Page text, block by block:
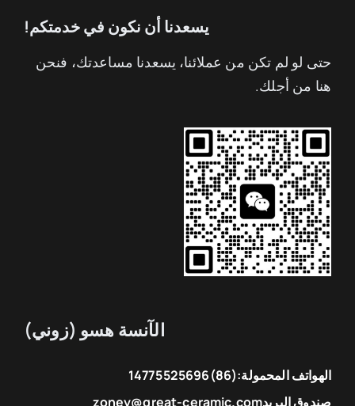
يسعدنا أن نكون في خدمتكم!
حتى لو لم تكن من عملائنا، يسعدنا مساعدتك، فنحن
هنا من أجلك.
الآنسة هسو (زوني)
الهواتف المحمولة:(86)14775525696
صندوق البريدzoney@great-ceramic.com